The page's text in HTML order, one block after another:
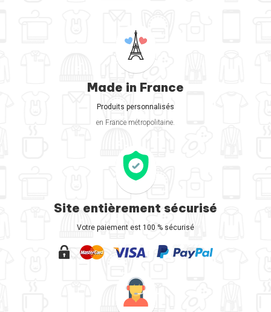
Made in France
Produits personnalisés
en France métropolitaine.
Site entièrement sécurisé
Votre paiement est 100 % sécurisé